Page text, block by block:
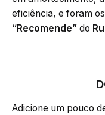
eficiência, e foram
“Recomende” do
Adicione um pouco